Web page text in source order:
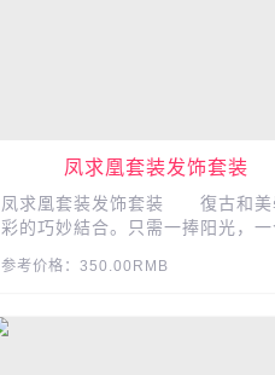
凤求凰套装发饰套装
凤求凰套装发饰套装 復古和美
彩的巧妙結合。只需一捧阳光，
光，细节彰显品质，精关让你更自
参考价格：350.00RMB